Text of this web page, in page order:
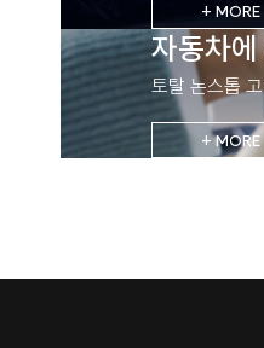
+ MORE
자동차
토탈 논스톱
+ MORE